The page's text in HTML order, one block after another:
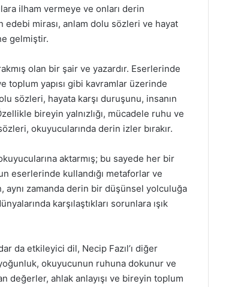
ilham vermeye ve onları derin
mirası, anlam dolu sözleri ve hayat
gelmiştir.
olan bir şair ve yazardır. Eserlerinde
yapısı gibi kavramlar üzerinde
sözleri, hayata karşı duruşunu, insanın
bireyin yalnızlığı, mücadele ruhu ve
okuyucularında derin izler bırakır.
aktarmış; bu sayede her bir
eserlerinde kullandığı metaforlar ve
zamanda derin bir düşünsel yolculuğa
karşılaştıkları sorunlara ışık
da etkileyici dil, Necip Fazıl’ı diğer
okuyucunun ruhuna dokunur ve
değerler, ahlak anlayışı ve bireyin toplum